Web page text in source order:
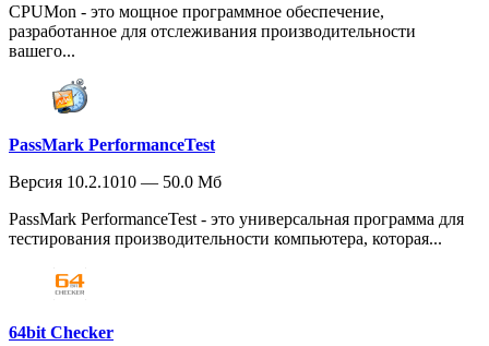
CPUMon - это мощное программное обеспечение,
разработанное для отслеживания производительности
вашего...
PassMark PerformanceTest
Версия 10.2.1010 — 50.0 Мб
PassMark PerformanceTest - это универсальная программа для
тестирования производительности компьютера, которая...
64bit Checker